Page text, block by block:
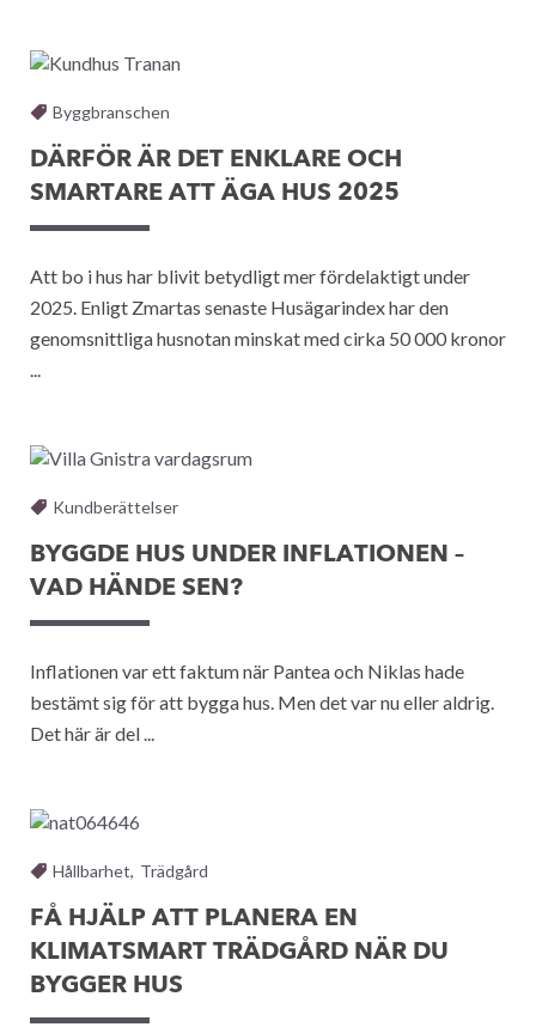
Byggbranschen
DÄRFÖR ÄR DET ENKLARE OCH
SMARTARE ATT ÄGA HUS 2025
Att bo i hus har blivit betydligt mer fördelaktigt under
2025. Enligt Zmartas senaste Husägarindex har den
genomsnittliga husnotan minskat med cirka 50 000 kronor
...
Kundberättelser
BYGGDE HUS UNDER INFLATIONEN –
VAD HÄNDE SEN?
Inflationen var ett faktum när Pantea och Niklas hade
bestämt sig för att bygga hus. Men det var nu eller aldrig.
Det här är del ...
Hållbarhet, Trädgård
FÅ HJÄLP ATT PLANERA EN
KLIMATSMART TRÄDGÅRD NÄR DU
BYGGER HUS